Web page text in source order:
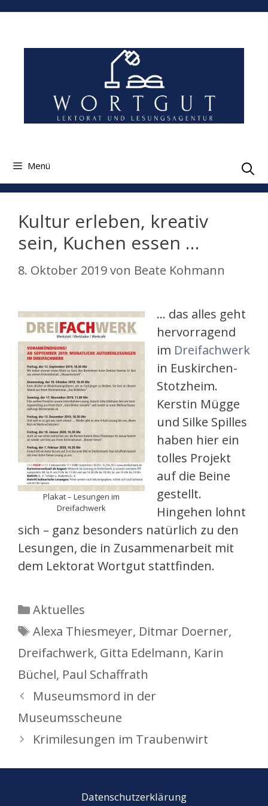
Zum
springen
Menü
Kultur erleben, kreativ
sein, Kuchen essen …
8. Oktober 2019von Beate Kohmann
Plakat – Lesungen im
Dreifachwerk
… das alles geht
hervorragend
im Dreifachwerk
in Euskirchen-
Stotzheim.
Kerstin Mügge
und Silke Spilles
haben hier ein
tolles Projekt
auf die Beine
gestellt.
Hingehen lohnt
sich – ganz besonders natürlich zu den
Lesungen, die in Zusammenarbeit mit
dem Lektorat Wortgut stattfinden.
Kategorien
Aktuelles
Schlagwörter
Alexa Thiesmeyer, Ditmar Doerner,
Dreifachwerk, Gitta Edelmann, Karin
Büchel, Paul Schaffrath
Museumsmord in der
Museumsscheune
Krimilesungen im Traubenwirt
Datenschutzerklärung